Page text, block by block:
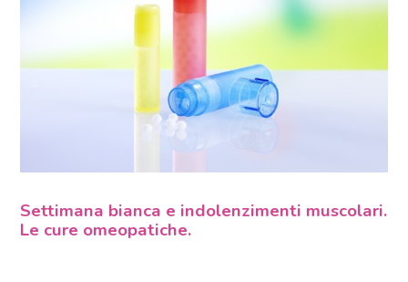
Settimana bianca e indolenzimenti muscolari.
Le cure omeopatiche.